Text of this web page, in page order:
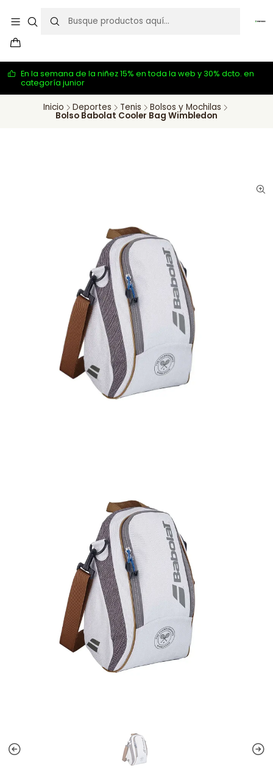
En la semana de la niñez 15% en toda la web y 30% dcto. en
categoría junior
Inicio Deportes Tenis Bolsos y Mochilas
Bolso Babolat Cooler Bag Wimbledon